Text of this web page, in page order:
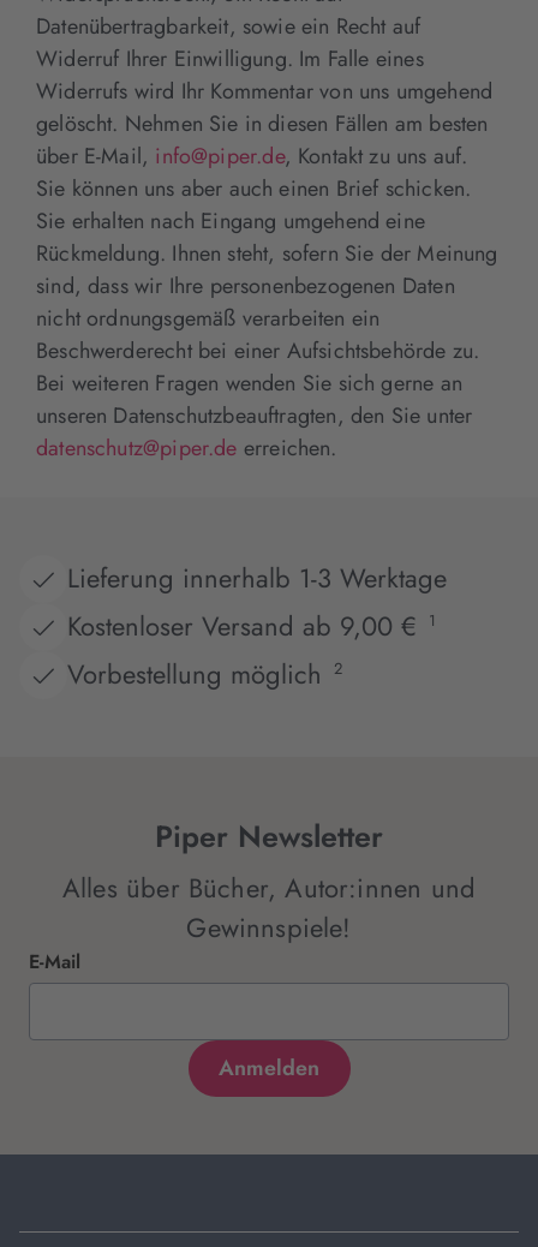
Datenübertragbarkeit, sowie ein Recht auf
Widerruf Ihrer Einwilligung. Im Falle eines
Widerrufs wird Ihr Kommentar von uns umgehend
gelöscht. Nehmen Sie in diesen Fällen am besten
über E-Mail, info@piper.de, Kontakt zu uns auf.
Sie können uns aber auch einen Brief schicken.
Sie erhalten nach Eingang umgehend eine
Rückmeldung. Ihnen steht, sofern Sie der Meinung
sind, dass wir Ihre personenbezogenen Daten
nicht ordnungsgemäß verarbeiten ein
Beschwerderecht bei einer Aufsichtsbehörde zu.
Bei weiteren Fragen wenden Sie sich gerne an
unseren Datenschutzbeauftragten, den Sie unter
datenschutz@piper.de erreichen.
Lieferung innerhalb 1-3 Werktage
Kostenloser Versand ab 9,00 €
1
Vorbestellung möglich 2
Piper Newsletter
Alles über Bücher, Autor:innen und
Gewinnspiele!
E-Mail